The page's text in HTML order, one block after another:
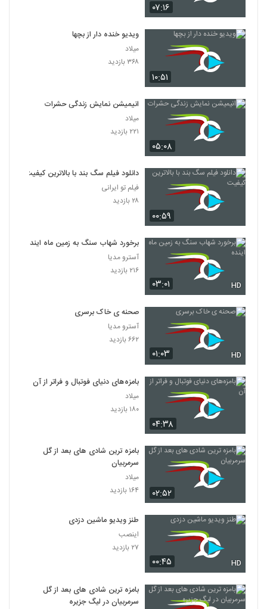
۰۷:۱۶
۱۰:۵۱
ویدیو خنده دار از بچها
میلاد
۳۶۸ بازدید
۰۵:۰۸
انیمیشن نمایش زندگی حشرات
میلاد
۲۲۱ بازدید
۰۰:۵۹
دانلود فیلم سگ بند با بالاترین کیفیت
فیلم تو ایرانی
۲۸ بازدید
۰۳:۰۱ HD
برخورد شهاب سنگ به زمین ماه اینده
آسترو مدیا
۲۱۶ بازدید
۰۱:۰۳ HD
صحنه ی خاک برسری
آسترو مدیا
۶۶۲ بازدید
۰۴:۳۸
بامزه‌های دنیای فوتبال و فراتر از آن
میلاد
۱۸۰ بازدید
۰۲:۵۲
بامزه ترین شادی های بعد از گل
سرمربیان
میلاد
۱۶۴ بازدید
۰۰:۴۵ HD
طنز ویدیو ماشین دزدی
اینصب
۲۷ بازدید
بامزه ترین شادی های بعد از گل
سرمربیان در لیگ جزیره